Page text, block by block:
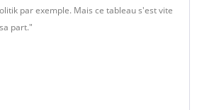
par exemple. Mais ce tableau s'est vite
part."